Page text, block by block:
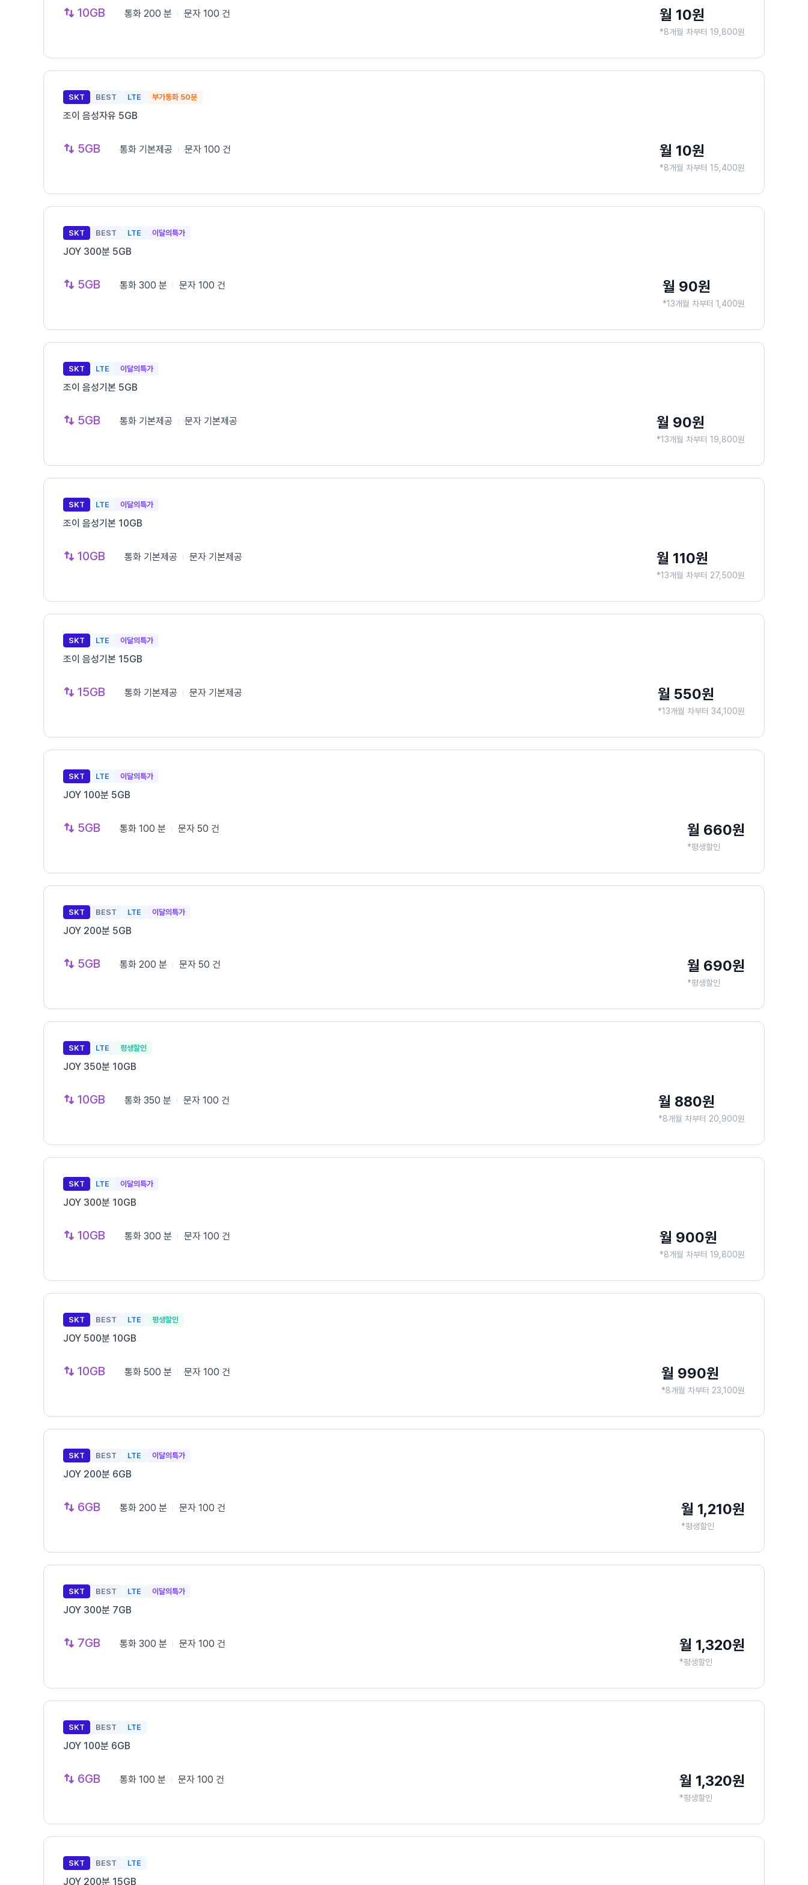
10GB 통화 200 분 문자 100 건 월 10원
*8개월 차부터 19,800원
SKT BEST LTE 부가통화 50분
조이 음성자유 5GB
5GB 통화 기본제공 문자 100 건 월 10원
*8개월 차부터 15,400원
SKT BEST LTE 이달의특가
JOY 300분 5GB
5GB 통화 300 분 문자 100 건 월 90원
*13개월 차부터 1,400원
SKT LTE 이달의특가
조이 음성기본 5GB
5GB 통화 기본제공 문자 기본제공 월 90원
*13개월 차부터 19,800원
SKT LTE 이달의특가
조이 음성기본 10GB
10GB 통화 기본제공 문자 기본제공 월 110원
*13개월 차부터 27,500원
SKT LTE 이달의특가
조이 음성기본 15GB
15GB 통화 기본제공 문자 기본제공 월 550원
*13개월 차부터 34,100원
SKT LTE 이달의특가
JOY 100분 5GB
5GB 통화 100 분 문자 50 건 월 660원
*평생할인
SKT BEST LTE 이달의특가
JOY 200분 5GB
5GB 통화 200 분 문자 50 건 월 690원
*평생할인
SKT LTE 평생할인
JOY 350분 10GB
10GB 통화 350 분 문자 100 건 월 880원
*8개월 차부터 20,900원
SKT LTE 이달의특가
JOY 300분 10GB
10GB 통화 300 분 문자 100 건 월 900원
*8개월 차부터 19,800원
SKT BEST LTE 평생할인
JOY 500분 10GB
10GB 통화 500 분 문자 100 건 월 990원
*8개월 차부터 23,100원
SKT BEST LTE 이달의특가
JOY 200분 6GB
6GB 통화 200 분 문자 100 건 월 1,210원
*평생할인
SKT BEST LTE 이달의특가
JOY 300분 7GB
7GB 통화 300 분 문자 100 건 월 1,320원
*평생할인
SKT BEST LTE
JOY 100분 6GB
6GB 통화 100 분 문자 100 건 월 1,320원
*평생할인
SKT BEST LTE
JOY 200분 15GB